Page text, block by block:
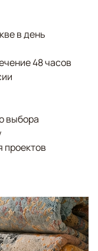
в день
48 часов
выбора
проектов